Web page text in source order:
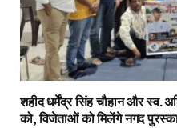
शहीद धर्मेंद्र सिंह चौहान और स्व.
को, विजेताओं को मिलेंगे नगद